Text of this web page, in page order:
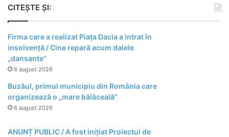
CITEȘTE ȘI:
Firma care a realizat Piața Dacia a intrat în
insolvență / Cine repară acum dalele
„dansante”
6 august 2026
Buzăul, primul municipiu din România care
organizează o „mare bălăceală”
6 august 2026
ANUNȚ PUBLIC / A fost inițiat Proiectul de